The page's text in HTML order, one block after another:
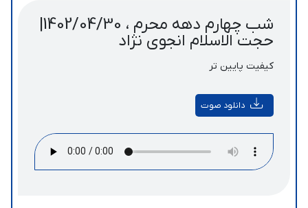
حجت الاسلام انجوی نژاد
کیفیت پایین تر
دانلود صوت